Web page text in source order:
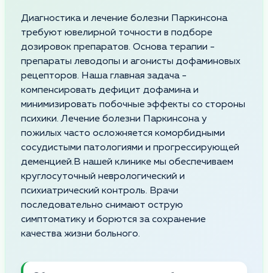
Диагностика и лечение болезни Паркинсона
требуют ювелирной точности в подборе
дозировок препаратов. Основа терапии -
препараты леводопы и агонисты дофаминовых
рецепторов. Наша главная задача -
компенсировать дефицит дофамина и
минимизировать побочные эффекты со стороны
психики. Лечение болезни Паркинсона у
пожилых часто осложняется коморбидными
сосудистыми патологиями и прогрессирующей
деменцией.В нашей клинике мы обеспечиваем
круглосуточный неврологический и
психиатрический контроль. Врачи
последовательно снимают острую
симптоматику и борются за сохранение
качества жизни больного.